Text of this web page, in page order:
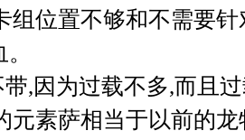
组位置不够和不需要
,因为过载不多,而且
元素萨相当于以前的